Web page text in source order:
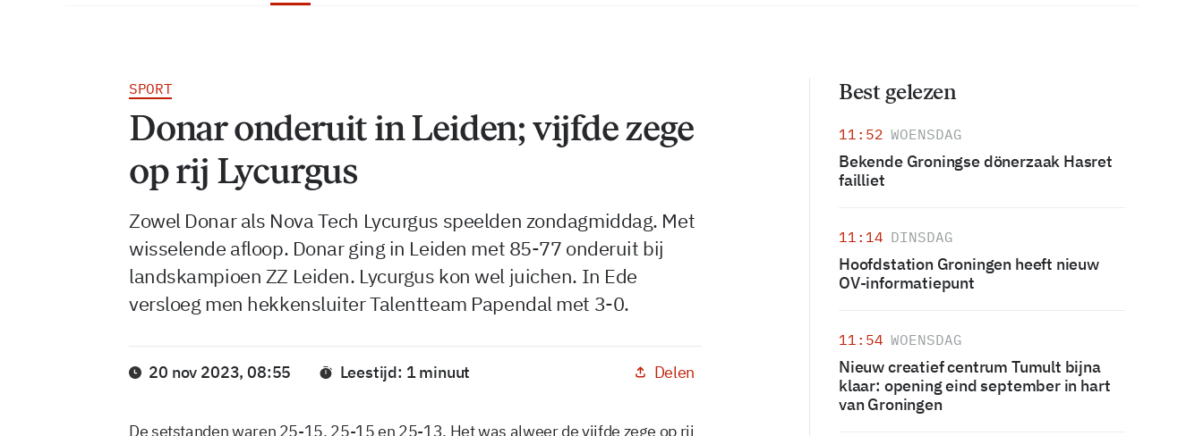
SPORT
Donar onderuit in Leiden; vijfde zege
op rij Lycurgus
Zowel Donar als Nova Tech Lycurgus speelden zondagmiddag. Met
wisselende afloop. Donar ging in Leiden met 85-77 onderuit bij
landskampioen ZZ Leiden. Lycurgus kon wel juichen. In Ede
versloeg men hekkensluiter Talentteam Papendal met 3-0.
20 nov 2023, 08:55 Leestijd: 1 minuut Delen
De setstanden waren 25-15, 25-15 en 25-13. Het was alweer de vijfde zege op rij
Best gelezen
11:52 WOENSDAG
Bekende Groningse dönerzaak Hasret
failliet
11:14 DINSDAG
Hoofdstation Groningen heeft nieuw
OV-informatiepunt
11:54 WOENSDAG
Nieuw creatief centrum Tumult bijna
klaar: opening eind september in hart
van Groningen